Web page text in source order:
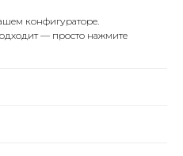
конфигураторе.
— просто нажмите